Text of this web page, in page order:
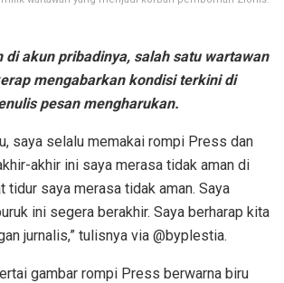
di akun pribadinya, salah satu wartawan
mengabarkan kondisi terkini di
pesan mengharukan.
saya selalu memakai rompi Press dan
akhir ini saya merasa tidak aman di
tidur saya merasa tidak aman. Saya
ini segera berakhir. Saya berharap kita
jurnalis,” tulisnya via @byplestia.
gambar rompi Press berwarna biru